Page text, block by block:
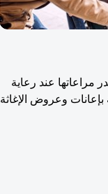
مراعاتها عند رعاية
وعروض الإغاثة